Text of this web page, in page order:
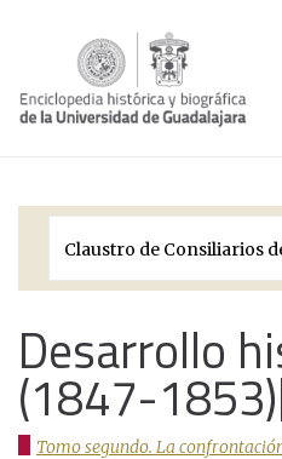
Períodos
Documentos
Desarrollo
(1847-
Tomo segundo. La